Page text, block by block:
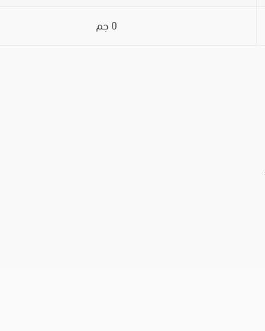
0 جم